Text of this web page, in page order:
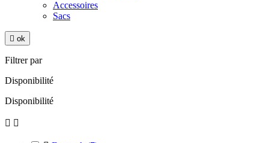
Accessoires
Sacs
 ok
Filtrer par
Disponibilité
Disponibilité
 